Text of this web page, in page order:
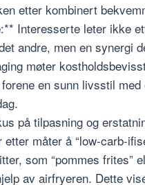
etter kombinert
Interesserte leter ikke
andre, men en synergi
møter
en sunn livsstil med
på tilpasning og
etter måter å “low-carb-
som “pommes frites”
av airfryeren. Dette